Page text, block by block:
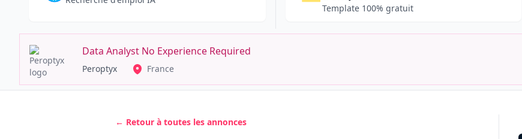
Template 100% gratuit
Data Analyst No Experience Required
Peroptyx France
← Retour à toutes les annonces